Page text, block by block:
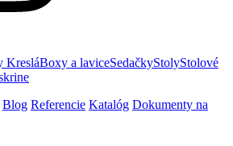
KresláBoxy a laviceSedačkyStolyStolové
Blog Referencie Katalóg Dokumenty na